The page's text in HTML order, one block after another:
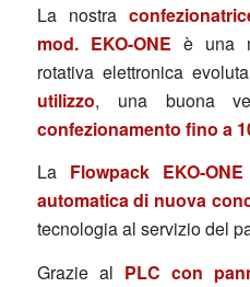
La nostra
mod. EKO-ONE è una
rotativa elettronica
utilizzo, una buona
confezionamento fino a
La Flowpack EKO-
automatica di nuova
tecnologia al servizio del
Grazie al PLC con